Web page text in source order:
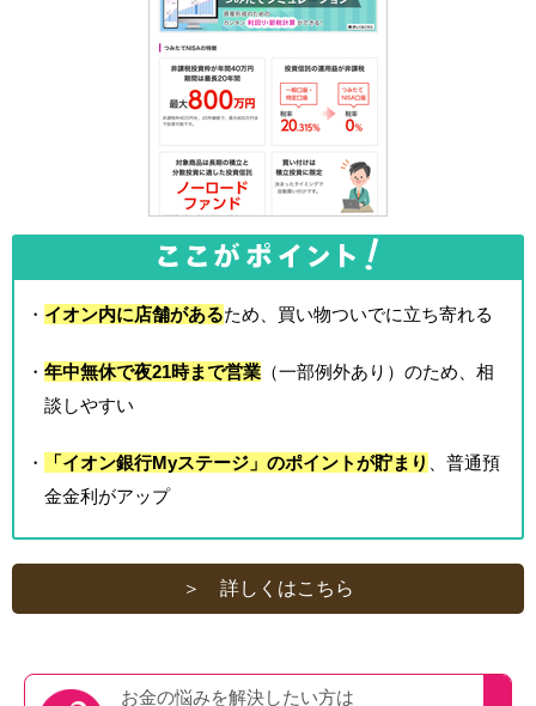
・ イオン内に店舗があるため、買い物ついでに立ち寄れる
・ 年中無休で夜21時まで営業 （一部例外あり）のため、相
談しやすい
・ 「イオン銀行Myステージ」のポイントが貯まり
、普通預
金金利がアップ
＞ 詳しくはこちら
お金の悩みを解決したい方は